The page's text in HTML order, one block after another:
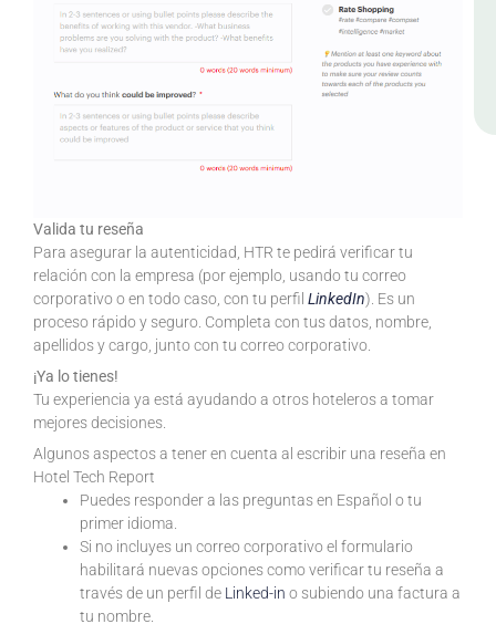
Valida tu reseña
Para asegurar la autenticidad, HTR te pedirá verificar tu
relación con la empresa (por ejemplo, usando tu correo
corporativo o en todo caso, con tu perfil LinkedIn). Es un
proceso rápido y seguro. Completa con tus datos, nombre,
apellidos y cargo, junto con tu correo corporativo.
¡Ya lo tienes!
Tu experiencia ya está ayudando a otros hoteleros a tomar
mejores decisiones.
Algunos aspectos a tener en cuenta al escribir una reseña en
Hotel Tech Report
Puedes responder a las preguntas en Español o tu
primer idioma.
Si no incluyes un correo corporativo el formulario
habilitará nuevas opciones como verificar tu reseña a
través de un perfil de Linked-in o subiendo una factura a
tu nombre.